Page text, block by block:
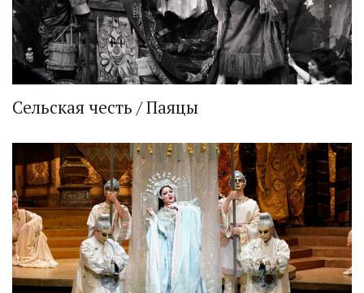
Сельская честь / Паяцы